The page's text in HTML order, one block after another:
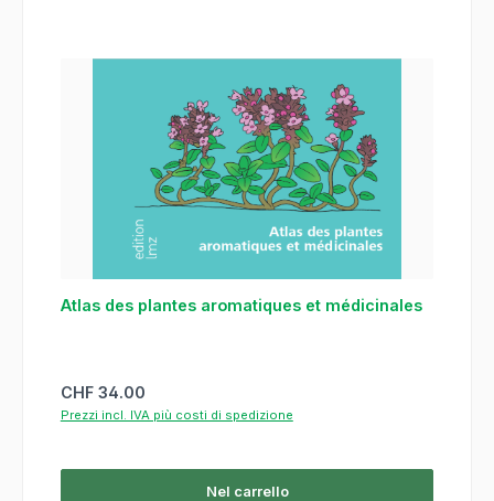
Atlas des plantes aromatiques et médicinales
Prezzo normale:
CHF 34.00
Prezzi incl. IVA più costi di spedizione
Nel carrello